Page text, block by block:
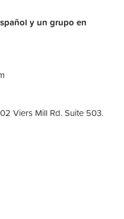
y un grupo en
Viers Mill Rd. Suite 503.